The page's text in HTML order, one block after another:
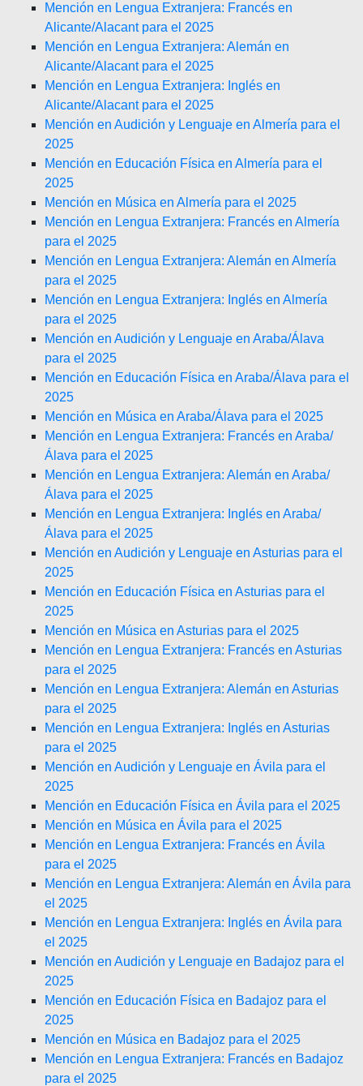
Mención en Lengua Extranjera: Francés en
Alicante/Alacant para el 2025
Mención en Lengua Extranjera: Alemán en
Alicante/Alacant para el 2025
Mención en Lengua Extranjera: Inglés en
Alicante/Alacant para el 2025
Mención en Audición y Lenguaje en Almería para el
2025
Mención en Educación Física en Almería para el
2025
Mención en Música en Almería para el 2025
Mención en Lengua Extranjera: Francés en Almería
para el 2025
Mención en Lengua Extranjera: Alemán en Almería
para el 2025
Mención en Lengua Extranjera: Inglés en Almería
para el 2025
Mención en Audición y Lenguaje en Araba/Álava
para el 2025
Mención en Educación Física en Araba/Álava para el
2025
Mención en Música en Araba/Álava para el 2025
Mención en Lengua Extranjera: Francés en Araba/
Álava para el 2025
Mención en Lengua Extranjera: Alemán en Araba/
Álava para el 2025
Mención en Lengua Extranjera: Inglés en Araba/
Álava para el 2025
Mención en Audición y Lenguaje en Asturias para el
2025
Mención en Educación Física en Asturias para el
2025
Mención en Música en Asturias para el 2025
Mención en Lengua Extranjera: Francés en Asturias
para el 2025
Mención en Lengua Extranjera: Alemán en Asturias
para el 2025
Mención en Lengua Extranjera: Inglés en Asturias
para el 2025
Mención en Audición y Lenguaje en Ávila para el
2025
Mención en Educación Física en Ávila para el 2025
Mención en Música en Ávila para el 2025
Mención en Lengua Extranjera: Francés en Ávila
para el 2025
Mención en Lengua Extranjera: Alemán en Ávila para
el 2025
Mención en Lengua Extranjera: Inglés en Ávila para
el 2025
Mención en Audición y Lenguaje en Badajoz para el
2025
Mención en Educación Física en Badajoz para el
2025
Mención en Música en Badajoz para el 2025
Mención en Lengua Extranjera: Francés en Badajoz
para el 2025